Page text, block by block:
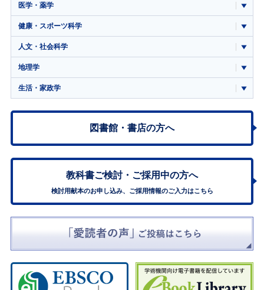
医学・薬学
健康・スポーツ科学
人文・社会科学
地理学
生活・家政学
図書館・書店の方へ
教科書ご検討・ ご採用中の方へ
検討用献本のお申し込み、ご採用情報のご入力はこちら